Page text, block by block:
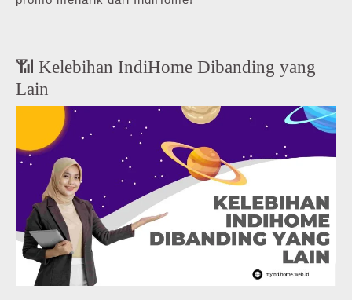
📶 Kelebihan IndiHome Dibanding yang
Lain